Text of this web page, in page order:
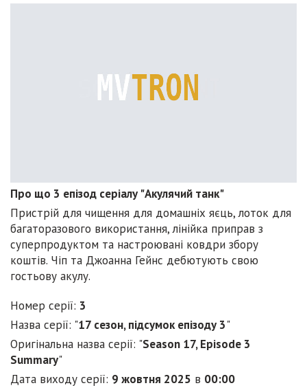
Про що 3 епізод серіалу "Акулячий танк"
Пристрій для чищення для домашніх яєць, лоток для
багаторазового використання, лінійка приправ з
суперпродуктом та настроювані ковдри збору
коштів. Чіп та Джоанна Гейнс дебютують свою
гостьову акулу.
Номер серії: 3
Назва серії: "17 сезон, підсумок епізоду 3"
Оригінальна назва серії: "Season 17, Episode 3
Summary"
Дата виходу серії: 9 жовтня 2025 в 00:00